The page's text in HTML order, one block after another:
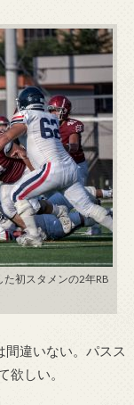
初スタメンの2年RB
違いない。パスス
欲しい。